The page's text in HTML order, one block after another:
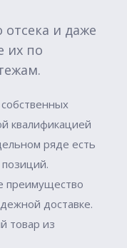
и даже
их по
квалификацией
ряде есть
преимущество
доставке.
товар из